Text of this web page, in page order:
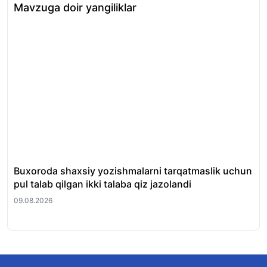
Mavzuga doir yangiliklar
Buxoroda shaxsiy yozishmalarni tarqatmaslik uchun
pul talab qilgan ikki talaba qiz jazolandi
09.08.2026